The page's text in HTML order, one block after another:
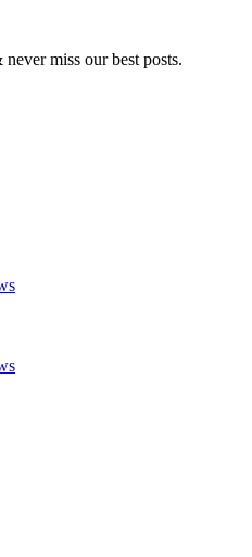
miss our best posts.
Gempur
Gempur